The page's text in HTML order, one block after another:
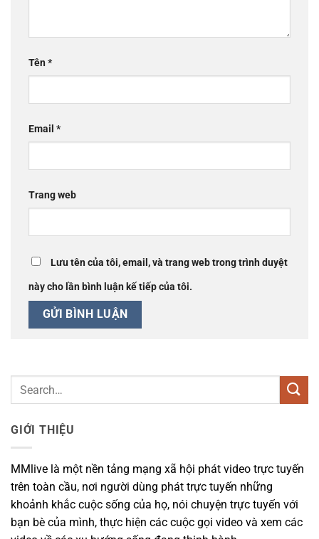
Tên*
Email *
Trang web
Lưu tên của tôi, email, và trang web trong trình duyệt
này cho lần bình luận kế tiếp của tôi.
GIỚI THIỆU
MMlive là một nền tảng mạng xã hội phát video trực tuyến
trên toàn cầu, nơi người dùng phát trực tuyến những
khoảnh khắc cuộc sống của họ, nói chuyện trực tuyến với
bạn bè của mình, thực hiện các cuộc gọi video và xem các